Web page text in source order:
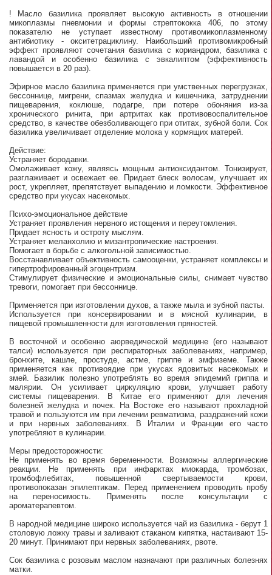
! Масло базилика проявляет высокую активность в отношении
микоплазмы пневмонии и формы стрептококка 406, по этому
показателю не уступает известному противомикоплазменному
антибиотику - окситетрациклину. Наибольший противомикробный
эффект проявляют сочетания базилика с кориандром, базилика с
лавандой и особенно базилика с эвкалиптом (эффективность
повышается в 20 раз).
Эфирное масло базилика применяется при умственных перегрузках,
бессоннице, мигрени, спазмах желудка и кишечника, затруднении
пищеварения, коклюше, подагре, при потере обоняния из-за
хронического ринита, при артритах как противовоспалительное
средство, в качестве обезболивающего при отитах, зубной боли. Сок
базилика увеличивает отделение молока у кормящих матерей.
Действие:
Устраняет бородавки.
Омолаживает кожу, являясь мощным антиоксидантом. Тонизирует,
разглаживает и освежает ее. Придает блеск волосам, улучшает их
рост, укрепляет, препятствует выпадению и ломкости. Эффективное
средство при укусах насекомых.
Психо-эмоциональное действие
Устраняет проявления нервного истощения и переутомления.
Придает ясность и остроту мыслям.
Устраняет меланхолию и мизантропические настроения.
Помогает в борьбе с алкогольной зависимостью.
Восстанавливает объективность самооценки, устраняет комплексы и
гипертрофированный эгоцентризм.
Стимулирует физические и эмоциональные силы, снимает чувство
тревоги, помогает при бессоннице.
Применяется при изготовлении духов, а также мыла и зубной пасты.
Используется при консервировании и в мясной кулинарии, в
пищевой промышленности для изготовления пряностей.
В восточной и особенно аюрведической медицине (его называют
талси) используется при респираторных заболеваниях, например,
бронхите, кашле, простуде, астме, гриппе и эмфиземе. Также
применяется как противоядие при укусах ядовитых насекомых и
змей. Базилик полезно употреблять во время эпидемий гриппа и
малярии. Он усиливает циркуляцию крови, улучшает работу
системы пищеварения. В Китае его применяют для лечения
болезней желудка и почек. На Востоке его называют прохладной
травой и пользуются им при лечении ревматизма, раздражений кожи
и при нервных заболеваниях. В Италии и Франции его часто
употребляют в кулинарии.
Меры предосторожности:
Не применять во время беременности. Возможны аллергические
реакции. Не применять при инфарктах миокарда, тромбозах,
тромбофлебитах, повышенной свертываемости крови,
противопоказан эпилептикам. Перед применением проводить пробу
на переносимость. Применять после консультации с
ароматерапевтом.
В народной медицине широко используется чай из базилика - берут 1
столовую ложку травы и заливают стаканом кипятка, настаивают 15-
20 минут. Принимают при нервных заболеваниях, рвоте.
Сок базилика с розовым маслом назначают при различных болезнях
матки.